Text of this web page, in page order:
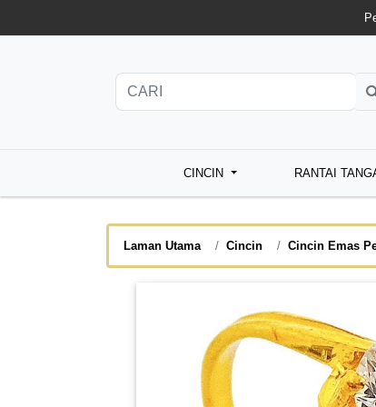
CINCIN RANTAI
Laman Utama Cincin Cincin Emas